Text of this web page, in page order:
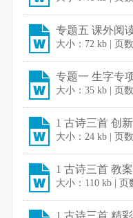
专题五 课外阅
大小：72 kb | 页
专题一 生字专
大小：35 kb | 页
1 古诗三首 创
大小：24 kb | 页
1 古诗三首 教
大小：110 kb |
1 古诗三首 精